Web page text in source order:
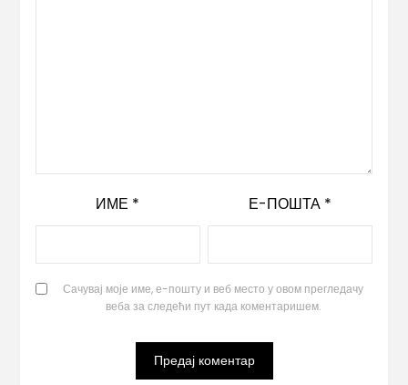
ИМЕ * Е-ПОШТА *
Сачувај моје име, е-пошту и веб место у овом прегледачу
веба за следећи пут када коментаришем.